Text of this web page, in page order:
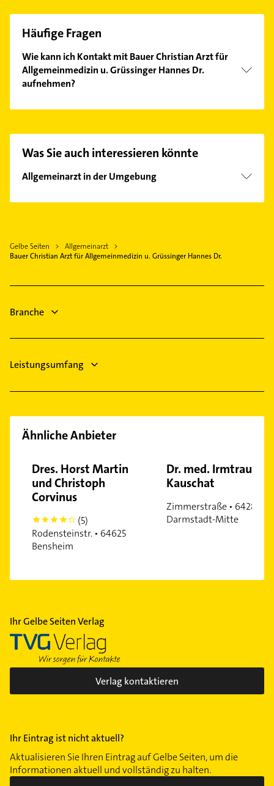
Häufige Fragen
Wie kann ich Kontakt mit Bauer Christian Arzt für
Allgemeinmedizin u. Grüssinger Hannes Dr.
aufnehmen?
unserem Kontaktdaten-Bereich auswählen. Hier
finden Sie alle Kontaktdaten
Was Sie auch interessieren könnte
Allgemeinarzt in der Umgebung
Gensingen
Gau-Odernheim
Gau-Algesheim
Nieder-Olm
Gelbe Seiten
Allgemeinarzt
Bauer Christian Arzt für Allgemeinmedizin u. Grüssinger Hannes Dr.
Branche
Leistungsumfang
Ähnliche Anbieter
Dres. Horst Martin
und Christoph
Corvinus
4
(5)
Rodensteinstr. • 64625
Bensheim
Dr. med. Irmtraud
Kauschat
Zimmerstraße • 64283
Darmstadt-Mitte
Ihr Gelbe Seiten Verlag
Verlag kontaktieren
Ihr Eintrag ist nicht aktuell?
Aktualisieren Sie Ihren Eintrag auf Gelbe Seiten, um die
Informationen aktuell und vollständig zu halten.